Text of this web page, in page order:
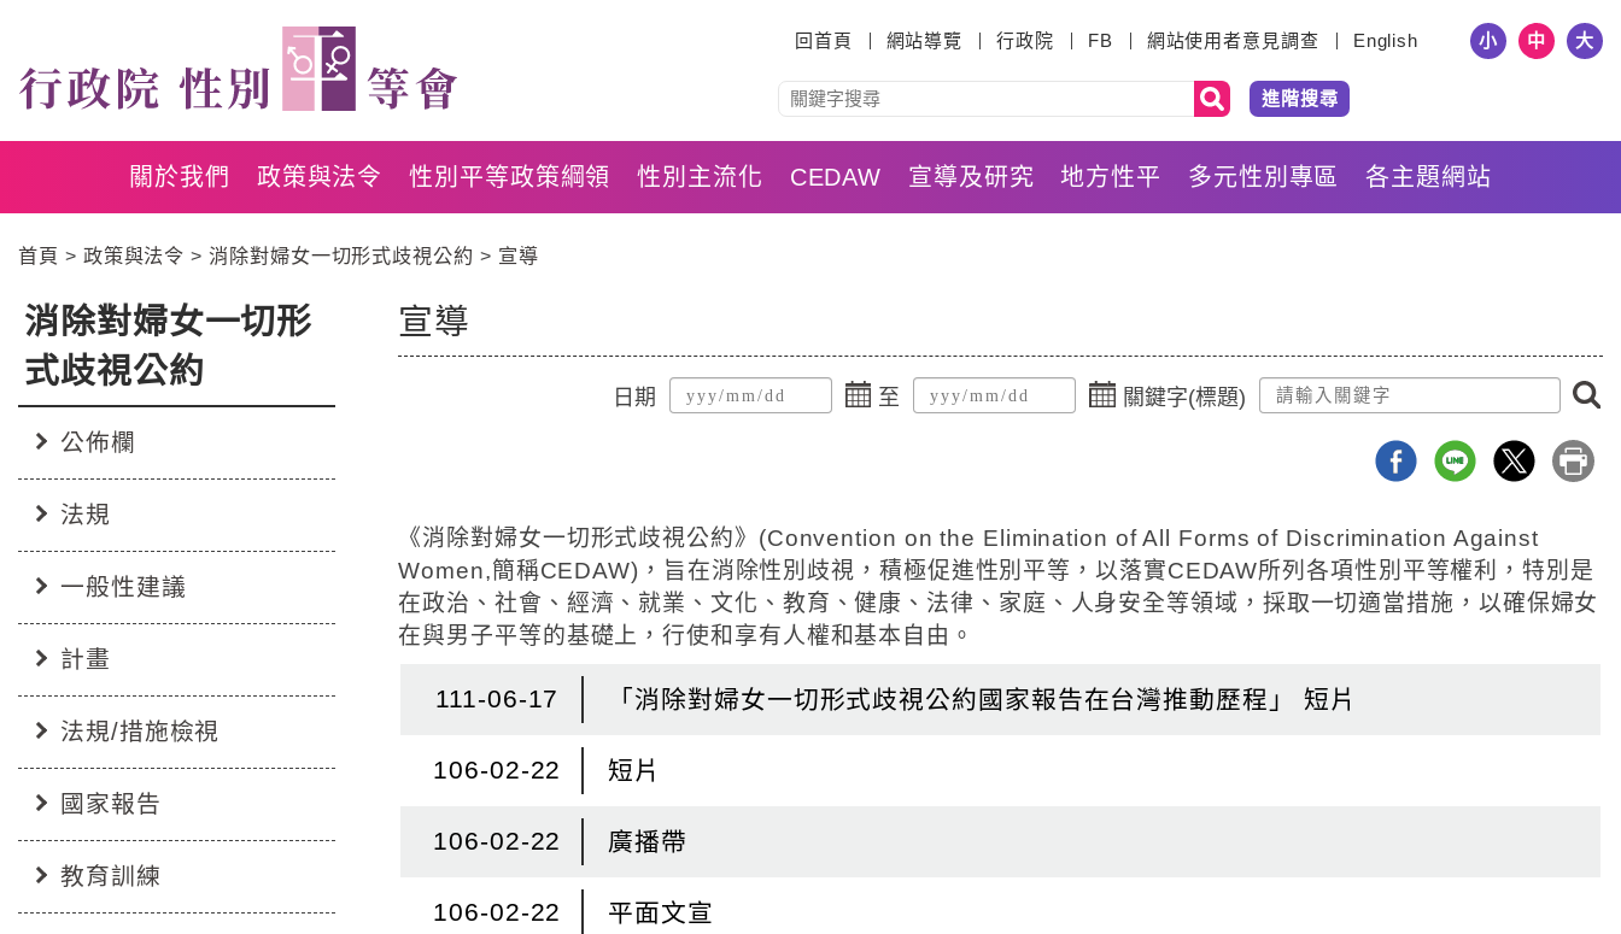
主
內
Go
Center
block
主
內
回首頁 網站導覽 行政院 FB 網站使用者意見調查 English 小 中 大
進階搜尋
關於我們 政策與法令 性別平等政策綱領 性別主流化 CEDAW 宣導及研究 地方性平 多元性別專區 各主題網站
首頁 政策與法令 消除對婦女一切形式歧視公約 宣導
消除對婦女一切形
式歧視公約
公佈欄
法規
一般性建議
計畫
法規/措施檢視
國家報告
教育訓練
宣導
日期
點
擊
起
日
至
點
擊
迄
日
關鍵字(標題)
《消除對婦女一切形式歧視公約》(Convention on the Elimination of All Forms of Discrimination Against
Women,簡稱CEDAW)，旨在消除性別歧視，積極促進性別平等，以落實CEDAW所列各項性別平等權利，特別是
在政治、社會、經濟、就業、文化、教育、健康、法律、家庭、人身安全等領域，採取一切適當措施，以確保婦女
在與男子平等的基礎上，行使和享有人權和基本自由。
111-06-17 「消除對婦女一切形式歧視公約國家報告在台灣推動歷程」 短片
106-02-22 短片
106-02-22 廣播帶
106-02-22 平面文宣